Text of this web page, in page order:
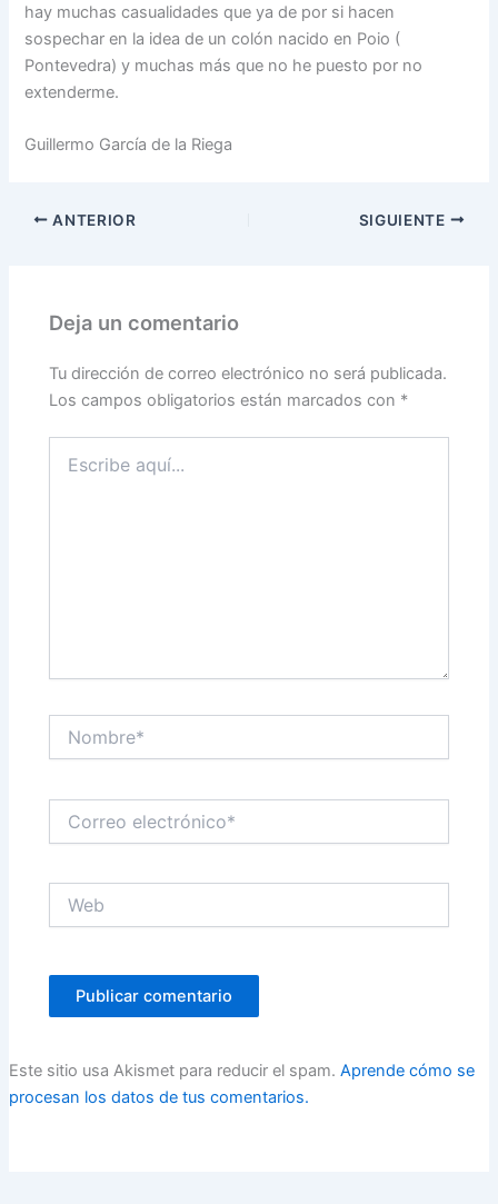
hay muchas casualidades que ya de por si hacen
sospechar en la idea de un colón nacido en Poio (
Pontevedra) y muchas más que no he puesto por no
extenderme.
Guillermo García de la Riega
ANTERIOR SIGUIENTE
Deja un comentario
Tu dirección de correo electrónico no será publicada.
Los campos obligatorios están marcados con *
aquí...
electrónico*
Este sitio usa Akismet para reducir el spam. Aprende cómo se
procesan los datos de tus comentarios.